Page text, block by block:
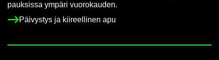
pauk­sis­sa ym­pä­ri vuo­ro­kau­den.
Päi­vys­tys ja kii­reel­li­nen apu